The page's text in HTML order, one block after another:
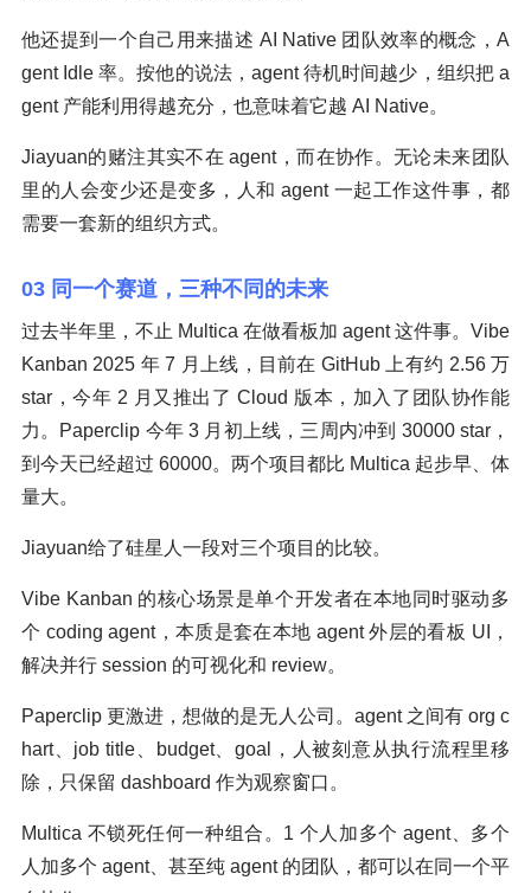
他还提到一个自己用来描述 AI Native 团队效率的概念，A
gent Idle 率。按他的说法，agent 待机时间越少，组织把 a
gent 产能利用得越充分，也意味着它越 AI Native。
Jiayuan的赌注其实不在 agent，而在协作。无论未来团队
里的人会变少还是变多，人和 agent 一起工作这件事，都
需要一套新的组织方式。
03 同一个赛道，三种不同的未来
过去半年里，不止 Multica 在做看板加 agent 这件事。Vibe
Kanban 2025 年 7 月上线，目前在 GitHub 上有约 2.56 万
star，今年 2 月又推出了 Cloud 版本，加入了团队协作能
力。Paperclip 今年 3 月初上线，三周内冲到 30000 star，
到今天已经超过 60000。两个项目都比 Multica 起步早、体
量大。
Jiayuan给了硅星人一段对三个项目的比较。
Vibe Kanban 的核心场景是单个开发者在本地同时驱动多
个 coding agent，本质是套在本地 agent 外层的看板 UI，
解决并行 session 的可视化和 review。
Paperclip 更激进，想做的是无人公司。agent 之间有 org c
hart、job title、budget、goal，人被刻意从执行流程里移
除，只保留 dashboard 作为观察窗口。
Multica 不锁死任何一种组合。1 个人加多个 agent、多个
人加多个 agent、甚至纯 agent 的团队，都可以在同一个平